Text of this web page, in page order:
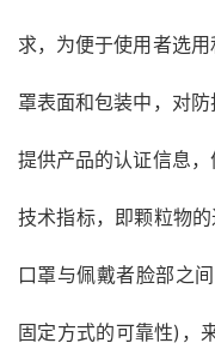
求，为便于使用者选
罩表面和包装中，对
提供产品的认证信息
技术指标，即颗粒物
口罩与佩戴者脸部之
固定方式的可靠性)，